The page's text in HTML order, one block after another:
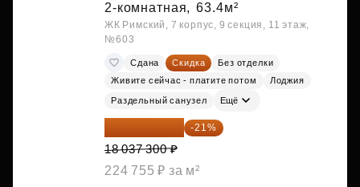
2-комнатная, 63.4м²
ЖК Римский, 7 корпус, 9 секция, 11 этаж,
№603
Сдана Скидка
Без отделки
Живите сейчас - платите потом
Лоджия
Раздельный санузел Ещё
14 249 467 ₽ -21%
18 037 300 ₽
224 755 ₽ за м²